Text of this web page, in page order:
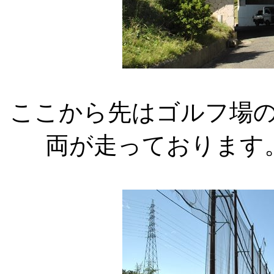
ここから先はゴルフ場
両が走っております